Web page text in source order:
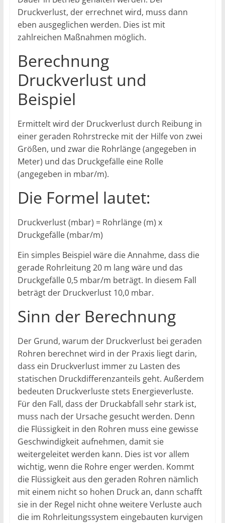
Druckverlust, der errechnet wird, muss dann
eben ausgeglichen werden. Dies ist mit
zahlreichen Maßnahmen möglich.
Berechnung
Druckverlust und
Beispiel
Ermittelt wird der Druckverlust durch Reibung in
einer geraden Rohrstrecke mit der Hilfe von zwei
Größen, und zwar die Rohrlänge (angegeben in
Meter) und das Druckgefälle eine Rolle
(angegeben in mbar/m).
Die Formel lautet:
Druckverlust (mbar) = Rohrlänge (m) x
Druckgefälle (mbar/m)
Ein simples Beispiel wäre die Annahme, dass die
gerade Rohrleitung 20 m lang wäre und das
Druckgefälle 0,5 mbar/m beträgt. In diesem Fall
beträgt der Druckverlust 10,0 mbar.
Sinn der Berechnung
Der Grund, warum der Druckverlust bei geraden
Rohren berechnet wird in der Praxis liegt darin,
dass ein Druckverlust immer zu Lasten des
statischen Druckdifferenzanteils geht. Außerdem
bedeuten Druckverluste stets Energieverluste.
Für den Fall, dass der Druckabfall sehr stark ist,
muss nach der Ursache gesucht werden. Denn
die Flüssigkeit in den Rohren muss eine gewisse
Geschwindigkeit aufnehmen, damit sie
weitergeleitet werden kann. Dies ist vor allem
wichtig, wenn die Rohre enger werden. Kommt
die Flüssigkeit aus den geraden Rohren nämlich
mit einem nicht so hohen Druck an, dann schafft
sie in der Regel nicht ohne weitere Verluste auch
die im Rohrleitungssystem eingebauten kurvigen